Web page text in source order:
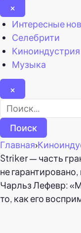
×
Закрыть
меню
Интересные
Селебрити
Киноиндустрия
Музыка
×
Найти:
Главная›
Striker — часть
не
Чарльз Лефевр:
то, как его